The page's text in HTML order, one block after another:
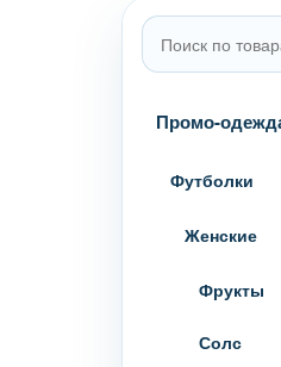
Искать:
Промо-
Футболки
Женские
Фрукты
Солс